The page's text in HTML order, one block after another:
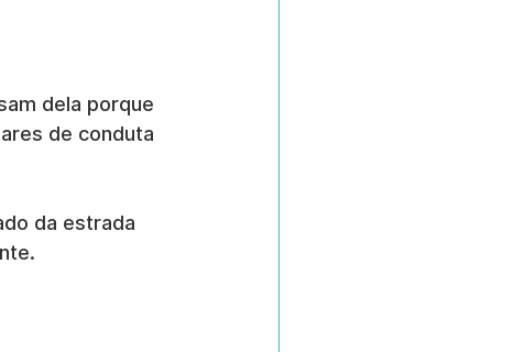
dela porque
de conduta
da estrada